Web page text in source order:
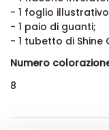
- 1 foglio
- 1 paio di guanti;
- 1 tubetto di Shine
Numero
8